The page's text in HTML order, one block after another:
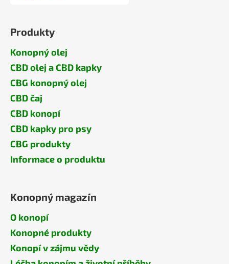
Produkty
Konopný olej
CBD olej a CBD kapky
CBG konopný olej
CBD čaj
CBD konopí
CBD kapky pro psy
CBG produkty
Informace o produktu
Konopný magazín
O konopí
Konopné produkty
Konopí v zájmu vědy